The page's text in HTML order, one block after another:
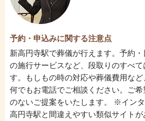
予約・申込みに関する注意点
新高円寺駅で葬儀が行えます。予約
の施行サービスなど、段取りのすべて
す。もしもの時の対応や葬儀費用な
何でもお電話でご相談ください。ご
のないご提案をいたします。 ※イン
高円寺駅と間違えやすい類似サイト